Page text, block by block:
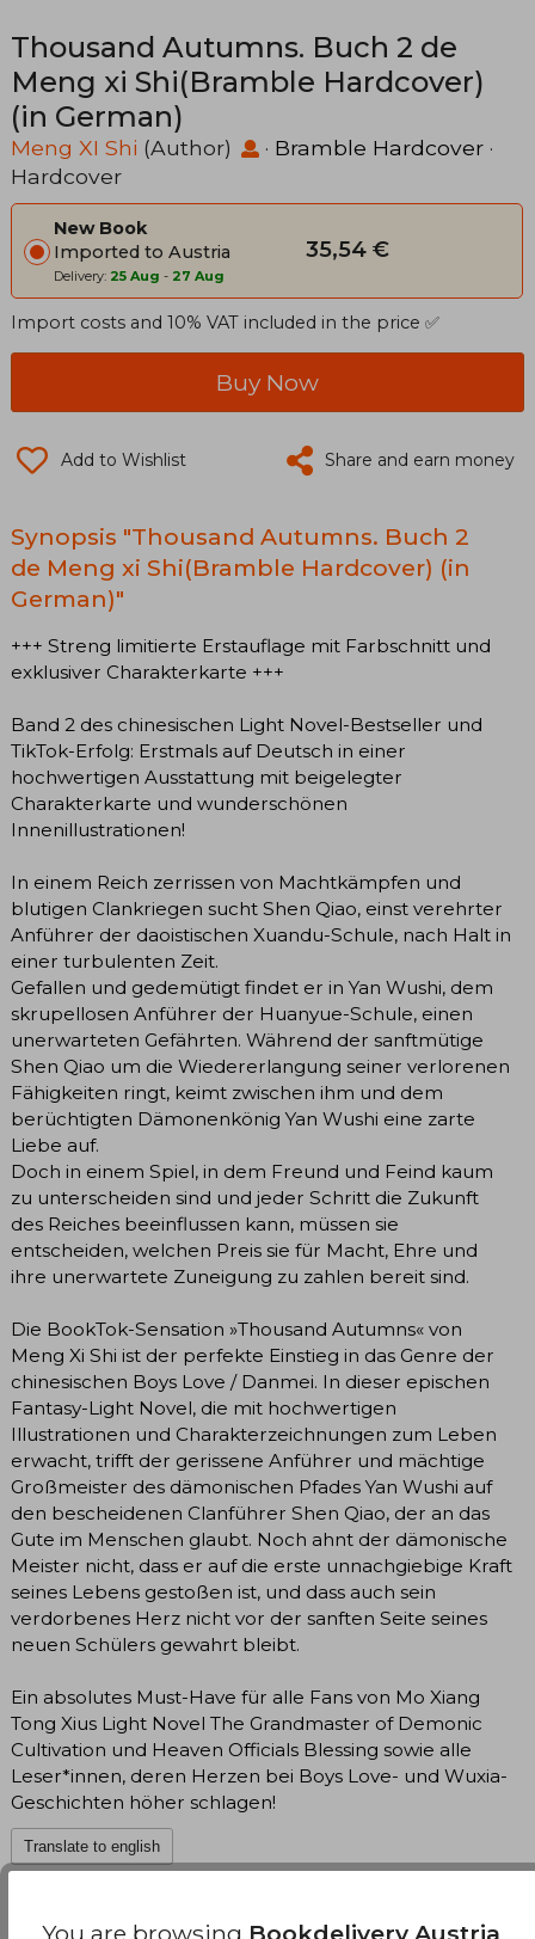
Thousand Autumns. Buch 2 de
Meng xi Shi(Bramble Hardcover)
(in German)
Meng XI Shi (Author) · Bramble Hardcover ·
Hardcover
New Book
Imported to Austria
Delivery: 25 Aug - 27 Aug
35,54 €
Import costs and 10% VAT included in the price ✅
Buy Now
Add to Wishlist Share and earn money
Synopsis "Thousand Autumns. Buch 2
de Meng xi Shi(Bramble Hardcover) (in
German)"
+++ Streng limitierte Erstauflage mit Farbschnitt und
exklusiver Charakterkarte +++
Band 2 des chinesischen Light Novel-Bestseller und
TikTok-Erfolg: Erstmals auf Deutsch in einer
hochwertigen Ausstattung mit beigelegter
Charakterkarte und wunderschönen
Innenillustrationen!
In einem Reich zerrissen von Machtkämpfen und
blutigen Clankriegen sucht Shen Qiao, einst verehrter
Anführer der daoistischen Xuandu-Schule, nach Halt in
einer turbulenten Zeit.
Gefallen und gedemütigt findet er in Yan Wushi, dem
skrupellosen Anführer der Huanyue-Schule, einen
unerwarteten Gefährten. Während der sanftmütige
Shen Qiao um die Wiedererlangung seiner verlorenen
Fähigkeiten ringt, keimt zwischen ihm und dem
berüchtigten Dämonenkönig Yan Wushi eine zarte
Liebe auf.
Doch in einem Spiel, in dem Freund und Feind kaum
zu unterscheiden sind und jeder Schritt die Zukunft
des Reiches beeinflussen kann, müssen sie
entscheiden, welchen Preis sie für Macht, Ehre und
ihre unerwartete Zuneigung zu zahlen bereit sind.
Die BookTok-Sensation »Thousand Autumns« von
Meng Xi Shi ist der perfekte Einstieg in das Genre der
chinesischen Boys Love / Danmei. In dieser epischen
Fantasy-Light Novel, die mit hochwertigen
Illustrationen und Charakterzeichnungen zum Leben
erwacht, trifft der gerissene Anführer und mächtige
Großmeister des dämonischen Pfades Yan Wushi auf
den bescheidenen Clanführer Shen Qiao, der an das
Gute im Menschen glaubt. Noch ahnt der dämonische
Meister nicht, dass er auf die erste unnachgiebige Kraft
seines Lebens gestoßen ist, und dass auch sein
verdorbenes Herz nicht vor der sanften Seite seines
neuen Schülers gewahrt bleibt.
Ein absolutes Must-Have für alle Fans von Mo Xiang
Tong Xius Light Novel The Grandmaster of Demonic
Cultivation und Heaven Officials Blessing sowie alle
Leser*innen, deren Herzen bei Boys Love- und Wuxia-
Geschichten höher schlagen!
Translate to english
You are browsing Bookdelivery Austria